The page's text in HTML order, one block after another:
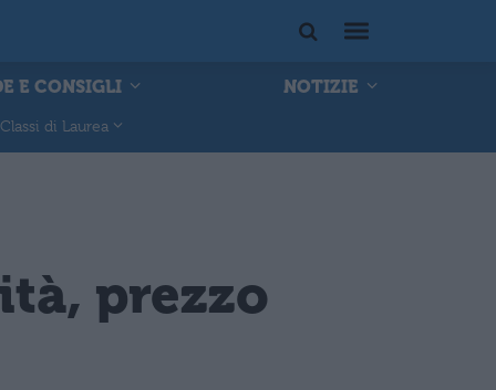
E CONSIGLI NOTIZIE
Classi di Laurea
prezzo